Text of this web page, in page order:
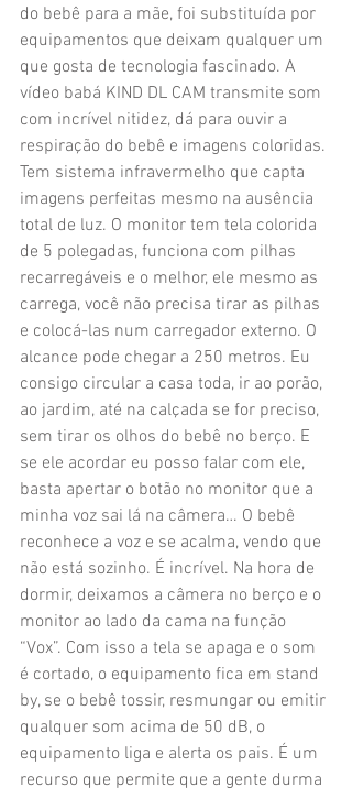
do bebê para a mãe, foi substituída por
equipamentos que deixam qualquer um
que gosta de tecnologia fascinado. A
vídeo babá KIND DL CAM transmite som
com incrível nitidez, dá para ouvir a
respiração do bebê e imagens coloridas.
Tem sistema infravermelho que capta
imagens perfeitas mesmo na ausência
total de luz. O monitor tem tela colorida
de 5 polegadas, funciona com pilhas
recarregáveis e o melhor, ele mesmo as
carrega, você não precisa tirar as pilhas
e colocá-las num carregador externo. O
alcance pode chegar a 250 metros. Eu
consigo circular a casa toda, ir ao porão,
ao jardim, até na calçada se for preciso,
sem tirar os olhos do bebê no berço. E
se ele acordar eu posso falar com ele,
basta apertar o botão no monitor que a
minha voz sai lá na câmera… O bebê
reconhece a voz e se acalma, vendo que
não está sozinho. É incrível. Na hora de
dormir, deixamos a câmera no berço e o
monitor ao lado da cama na função
“Vox”. Com isso a tela se apaga e o som
é cortado, o equipamento fica em stand
by, se o bebê tossir, resmungar ou emitir
qualquer som acima de 50 dB, o
equipamento liga e alerta os pais. É um
recurso que permite que a gente durma